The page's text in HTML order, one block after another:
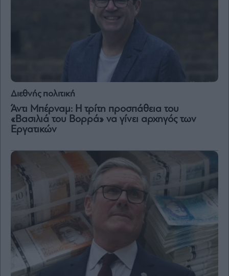
Διεθνής πολιτική
Άντι Μπέρναμ: Η τρίτη προσπάθεια του
«Βασιλιά του Βορρά» να γίνει αρχηγός των
Εργατικών